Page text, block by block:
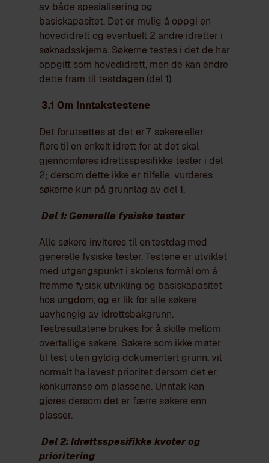
av både spesialisering og
basiskapasitet. Det er mulig å oppgi en
hovedidrett og eventuelt 2 andre idretter i
søknadsskjema. Søkerne testes i det de har
oppgitt som hovedidrett, men de kan endre
dette fram til testdagen (del 1).
3.1 Om inntakstestene
Det forutsettes at det er 7 søkere eller
flere til en enkelt idrett for at det skal
gjennomføres idrettsspesifikke tester i del
2; dersom dette ikke er tilfelle, vurderes
søkerne kun på grunnlag av del 1.
Del 1: Generelle fysiske tester
Alle søkere inviteres til en testdag med
generelle fysiske tester. Testene er utviklet
med utgangspunkt i skolens formål om å
fremme fysisk utvikling og basiskapasitet
hos ungdom, og er lik for alle søkere
uavhengig av idrettsbakgrunn.
Testresultatene brukes for å skille mellom
overtallige søkere. Søkere som ikke møter
til test uten gyldig dokumentert grunn, vil
normalt ha lavest prioritet dersom det er
konkurranse om plassene. Unntak kan
gjøres dersom det er færre søkere enn
plasser.
Del 2: Idrettsspesifikke kvoter og
prioritering